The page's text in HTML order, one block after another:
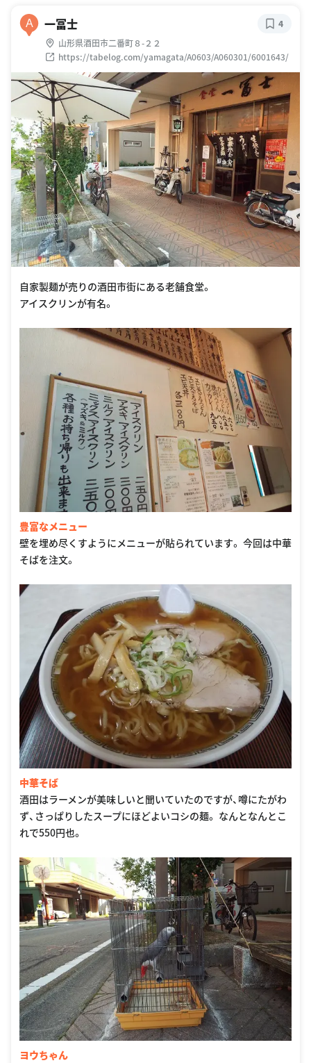
A 一冨士
山形県酒田市二番町８-２２
https://tabelog.com/yamagata/A0603/A060301/6001643/
4
自家製麺が売りの酒田市街にある老舗食堂。
アイスクリンが有名。
豊富なメニュー
壁を埋め尽くすようにメニューが貼られています。 今回は中華
そばを注文。
中華そば
酒田はラーメンが美味しいと聞いていたのですが、噂にたがわ
ず、さっぱりしたスープにほどよいコシの麺。 なんとなんとこ
れで550円也。
ヨウちゃん